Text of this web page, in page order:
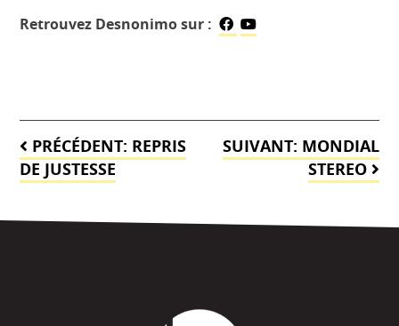
Retrouvez Desnonimo sur :
Navigation
de
PRÉCÉDENT: REPRIS
DE JUSTESSE
SUIVANT: MONDIAL
STEREO